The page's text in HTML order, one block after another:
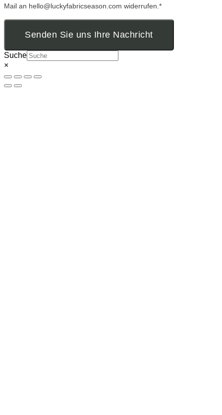
Mail an hello@luckyfabricseason.com widerrufen.*
Senden Sie uns Ihre Nachricht
Suche
×